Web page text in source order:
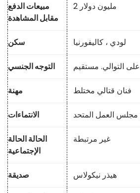
مبيعات الدفع
مقابل المشاهدة
2 مليون دولار
سكن لودي ، كاليفورنيا
التوجه الجنسي على التوالي. مستقيم
مهنة فنان قتالي مختلط
الانتماءات
الحالة الحالة
الإجتماعية
غير مرتبطة
صديقة هيذر نيكولاس